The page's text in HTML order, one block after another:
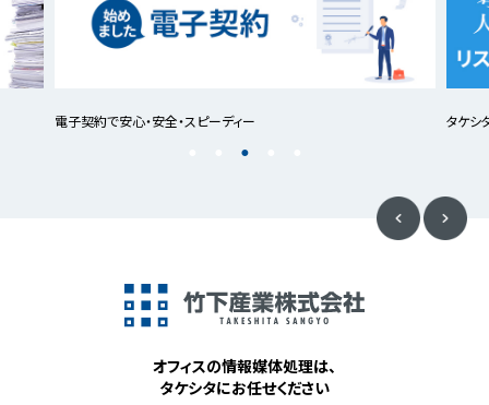
電子契約で安心・安全・スピーディー タケシ
オフィスの情報媒体処理は、
タケシタにお任せください